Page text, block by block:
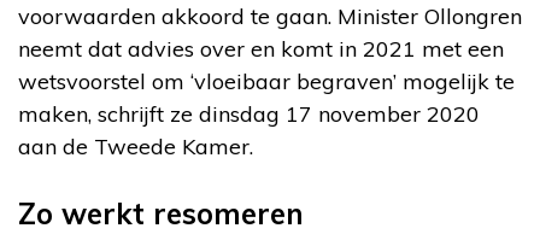
voorwaarden akkoord te gaan. Minister Ollongren
neemt dat advies over en komt in 2021 met een
wetsvoorstel om ‘vloeibaar begraven’ mogelijk te
maken, schrijft ze dinsdag 17 november 2020
aan de Tweede Kamer.
Zo werkt resomeren